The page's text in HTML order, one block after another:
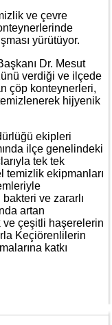
ve çevre
yürütüyor.
Dr. Mesut
verdiği ve ilçede
çöp konteynerleri,
hijyenik
ekipleri
ilçe genelindeki
tek tek
temizlik ekipmanları
ve zararlı
artan
ve çeşitli haşerelerin
Keçiörenlilerin
katkı